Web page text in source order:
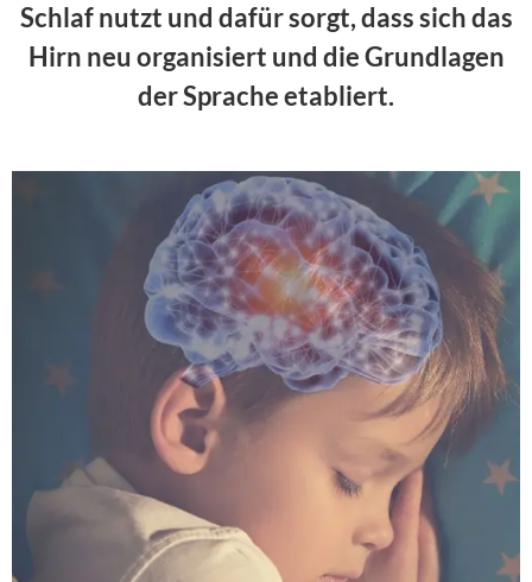
Schlaf nutzt und dafür sorgt, dass sich das
Hirn neu organisiert und die Grundlagen
der Sprache etabliert.